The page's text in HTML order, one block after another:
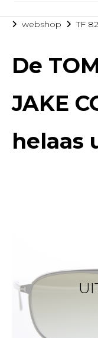
webshop TF
De
JAKE
helaas